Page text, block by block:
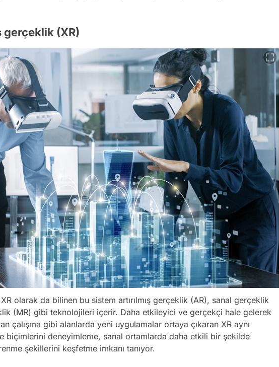
(XR)
olarak da bilinen bu sistem artırılmış gerçeklik (AR), sanal gerçeklik
(MR) gibi teknolojileri içerir. Daha etkileyici ve gerçekçi hale gelerek
çalışma gibi alanlarda yeni uygulamalar ortaya çıkaran XR aynı
biçimlerini deneyimleme, sanal ortamlarda daha etkili bir şekilde
şekillerini keşfetme imkanı tanıyor.